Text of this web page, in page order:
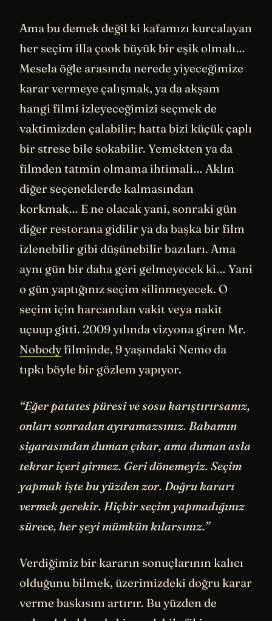
Ama bu demek değil ki kafamızı kurcalayan
her seçim illa çook büyük bir eşik olmalı…
Mesela öğle arasında nerede yiyeceğimize
karar vermeye çalışmak, ya da akşam
hangi filmi izleyeceğimizi seçmek de
vaktimizden çalabilir; hatta bizi küçük çaplı
bir strese bile sokabilir. Yemekten ya da
filmden tatmin olmama ihtimali… Aklın
diğer seçeneklerde kalmasından
korkmak… E ne olacak yani, sonraki gün
diğer restorana gidilir ya da başka bir film
izlenebilir gibi düşünebilir bazıları. Ama
aynı gün bir daha geri gelmeyecek ki… Yani
o gün yaptığınız seçim silinmeyecek. O
seçim için harcanılan vakit veya nakit
uçuup gitti. 2009 yılında vizyona giren Mr.
Nobodyfilminde, 9 yaşındaki Nemo da
tıpkı böyle bir gözlem yapıyor.
“Eğer patates püresi ve sosu karıştırırsanız,
onları sonradan ayıramazsınız. Babamın
sigarasından duman çıkar, ama duman asla
tekrar içeri girmez. Geri dönemeyiz. Seçim
yapmak işte bu yüzden zor. Doğru kararı
vermek gerekir. Hiçbir seçim yapmadığınız
sürece, her şeyi mümkün kılarsınız.”
Verdiğimiz bir kararın sonuçlarının kalıcı
olduğunu bilmek, üzerimizdeki doğru karar
verme baskısını artırır. Bu yüzden de